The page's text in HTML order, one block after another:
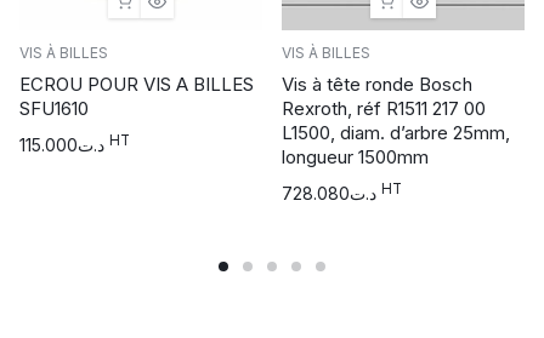
VIS À BILLES
ECROU POUR VIS A BILLES
SFU1610
د.ت115.000 HT
VIS À BILLES
Vis à tête ronde Bosch
Rexroth, réf R1511 217 00
L1500, diam. d’arbre 25mm,
longueur 1500mm
د.ت728.080 HT